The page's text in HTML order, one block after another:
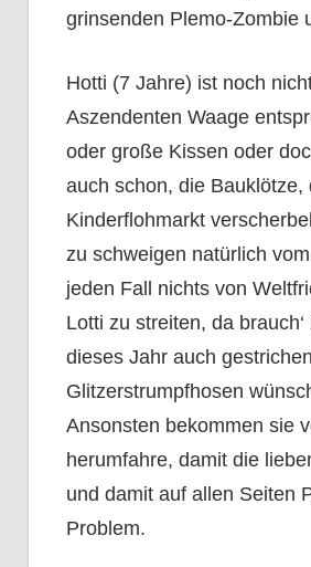
grinsenden Plemo-Zombie
Hotti (7 Jahre) ist noch
Aszendenten Waage
oder große Kissen oder
auch schon, die
Kinderflohmarkt
zu schweigen natürlich
jeden Fall nichts von
Lotti zu streiten, da
dieses Jahr auch
Glitzerstrumpfhosen
Ansonsten bekommen sie
herumfahre, damit die
und damit auf allen Seiten
Problem.